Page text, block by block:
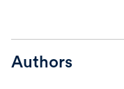
Authors